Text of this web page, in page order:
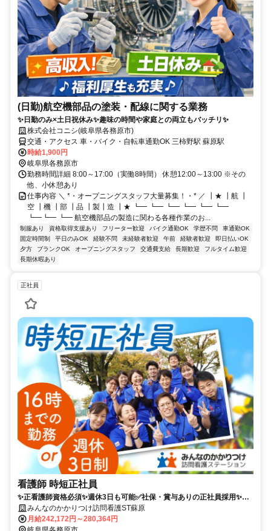
(日勤)航空機部品の塗装・配線に関する業務
✨日勤のみ×土日祝休み✨趣味の時間や家庭との両立もバッチリ✨
株式会社コニシ(岐阜県各務原市)
交通・アクセス 車・バイク・自転車通勤OK 三柿野駅 蘇原駅
時給1,900円
岐阜県各務原市
勤務時間詳細 8:00～17:00（実働8時間） 休憩12:00～13:00 ※その
他、小休憩あり
仕事内容 ＼ *・オープニングスタッフ大量募集！・* ／ ┃★ ┃航 ┃
空 ┃機 ┃部 ┃品 ┃製┃造 ┃★ ┗━ ┗━ ┗━ ┗━ ┗━ ┗━
┗━┗━ ┗━ 航空機部品の製造に関わる各種作業のお...
制服あり 資格取得支援あり フリーター歓迎 バイク通勤OK 学歴不問
車通勤OK
固定時間制
平日のみOK 経験不問 未経験者歓迎 午前 経験者歓迎
即日払いOK
夕方
ブランクOK オープニングスタッフ 交通費支給 長期歓迎
フルタイム歓迎
長期休暇あり
正社員
看護師 時短正社員
✨正看護師資格必須✨週休3日も可能✅社保・賞与ありの正社員採用✨充
実の研修ありで訪看未経験OK ✅お電話からのご応募・お問い合わせも
お待ちしております！ TEL：080-4886-3614 受付時間：平日9:00～
みんなのかかりつけ訪問看護ST蘇原
月給242,172円～280,364円